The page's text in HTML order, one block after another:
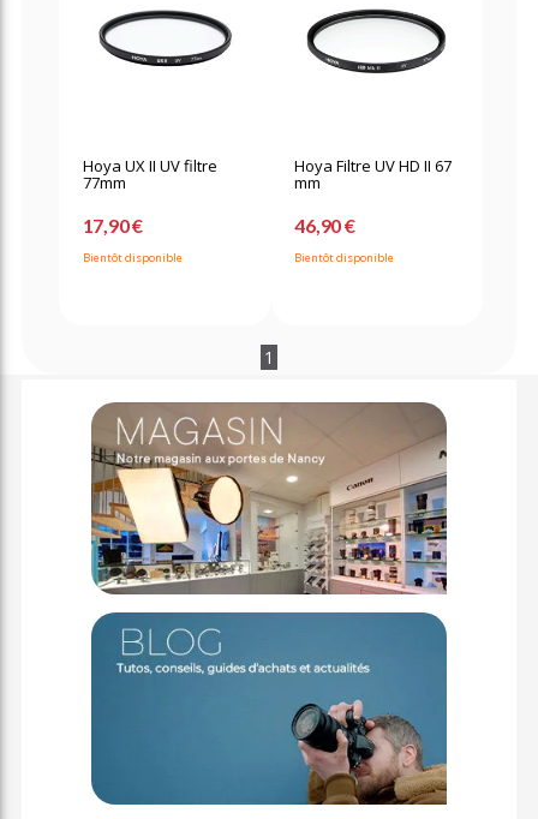
Hoya UX II UV filtre
77mm
17,90 €
Bientôt disponible
Hoya Filtre UV HD II 67
mm
46,90 €
Bientôt disponible
1